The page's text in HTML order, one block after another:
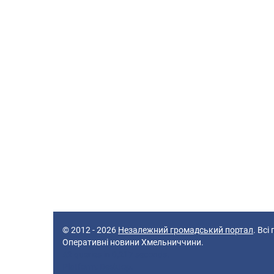
© 2012 - 2026 Незалежний громадський портал. Всі
Оперативні новини Хмельниччини.